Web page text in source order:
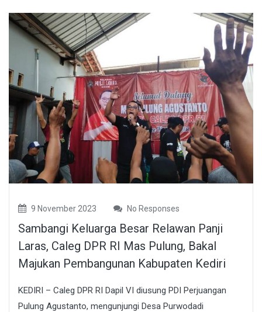
9 November 2023 No Responses
Sambangi Keluarga Besar Relawan Panji
Laras, Caleg DPR RI Mas Pulung, Bakal
Majukan Pembangunan Kabupaten Kediri
KEDIRI – Caleg DPR RI Dapil VI diusung PDI Perjuangan
Pulung Agustanto, mengunjungi Desa Purwodadi